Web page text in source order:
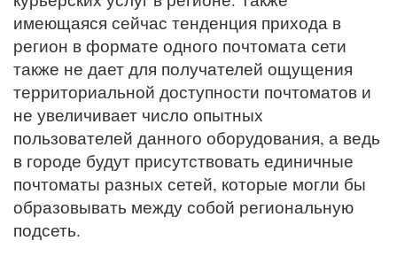
имеющаяся сейчас тенденция прихода в
регион в формате одного почтомата сети
также не дает для получателей ощущения
территориальной доступности почтоматов и
не увеличивает число опытных
пользователей данного оборудования, а ведь
в городе будут присутствовать единичные
почтоматы разных сетей, которые могли бы
образовывать между собой региональную
подсеть.